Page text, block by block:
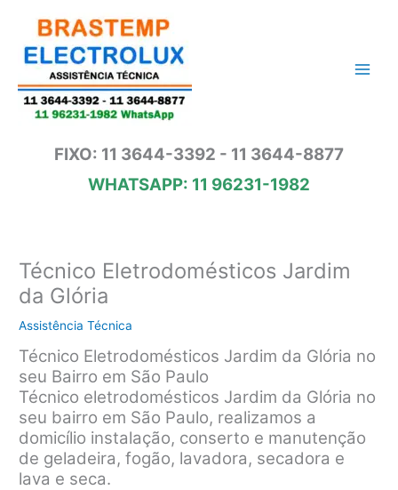
conteúdo
FIXO: 11 3644-3392 - 11 3644-8877
WHATSAPP: 11 96231-1982
Técnico Eletrodomésticos Jardim
da Glória
Assistência Técnica
Técnico Eletrodomésticos Jardim da Glória no
seu Bairro em São Paulo
Técnico eletrodomésticos Jardim da Glória no
seu bairro em São Paulo, realizamos a
domicílio instalação, conserto e manutenção
de geladeira, fogão, lavadora, secadora e
lava e seca.